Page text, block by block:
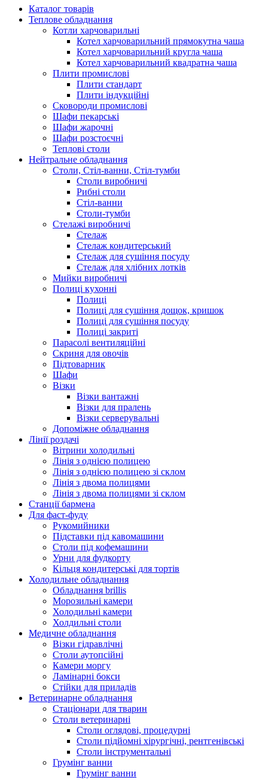
Каталог товарів
Теплове обладнання
Котли харчоварильні
Котел харчоварильний прямокутна чаша
Котел харчоварильний кругла чаша
Котел харчоварильний квадратна чаша
Плити промислові
Плити стандарт
Плити індукційні
Сковороди промислові
Шафи пекарські
Шафи жарочні
Шафи розстоєчні
Теплові столи
Нейтральне обладнання
Столи, Стіл-ванни, Стіл-тумби
Столи виробничі
Рибні столи
Стіл-ванни
Столи-тумби
Стелажі виробничі
Стелаж
Стелаж кондитерський
Стелаж для сушіння посуду
Стелаж для хлібних лотків
Мийки виробничі
Полиці кухонні
Полиці
Полиці для сушіння дощок, кришок
Полиці для сушіння посуду
Полиці закриті
Парасолі вентиляційні
Скриня для овочів
Підтоварник
Шафи
Візки
Візки вантажні
Візки для пралень
Візки серверувальні
Допоміжне обладнання
Лінії роздачі
Вітрини холодильні
Лінія з однією полицею
Лінія з однією полицею зі склом
Лінія з двома полицями
Лінія з двома полицями зі склом
Станції бармена
Для фаст-фуду
Рукомийники
Підставки під кавомашини
Столи під кофемашини
Урни для фудкорту
Кільця кондитерські для тортів
Холодильне обладнання
Обладнання brillis
Морозильні камери
Холодильні камери
Холдильні столи
Медичне обладнання
Візки гідравлічні
Столи аутопсійні
Камери моргу
Ламінарні бокси
Стійки для приладів
Ветеринарне обладнання
Стаціонари для тварин
Столи ветеринарні
Столи оглядові, процедурні
Столи підйомні хірургічні, рентгенівські
Столи інструментальні
Грумінг ванни
Грумінг ванни